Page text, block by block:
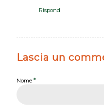
Rispondi
Lascia un
Nome *